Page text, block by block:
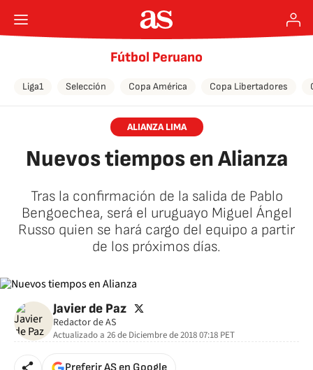
Fútbol Peruano
Liga1 Selección Copa América Copa Libertadores
ALIANZA LIMA
Nuevos tiempos en Alianza
Tras la confirmación de la salida de Pablo
Bengoechea, será el uruguayo Miguel Ángel
Russo quien se hará cargo del equipo a partir
de los próximos días.
Javier de Paz twitter
Redactor de AS
Actualizado a 26 de Diciembre de 2018 07:18 PET